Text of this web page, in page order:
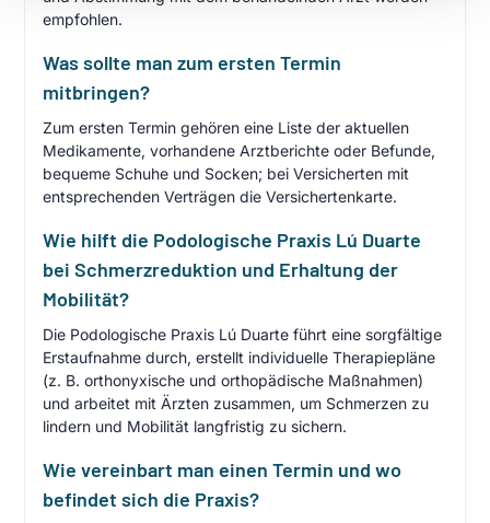
empfohlen.
Was sollte man zum ersten Termin
mitbringen?
Zum ersten Termin gehören eine Liste der aktuellen
Medikamente, vorhandene Arztberichte oder Befunde,
bequeme Schuhe und Socken; bei Versicherten mit
entsprechenden Verträgen die Versichertenkarte.
Wie hilft die Podologische Praxis Lú Duarte
bei Schmerzreduktion und Erhaltung der
Mobilität?
Die Podologische Praxis Lú Duarte führt eine sorgfältige
Erstaufnahme durch, erstellt individuelle Therapiepläne
(z. B. orthonyxische und orthopädische Maßnahmen)
und arbeitet mit Ärzten zusammen, um Schmerzen zu
lindern und Mobilität langfristig zu sichern.
Wie vereinbart man einen Termin und wo
befindet sich die Praxis?